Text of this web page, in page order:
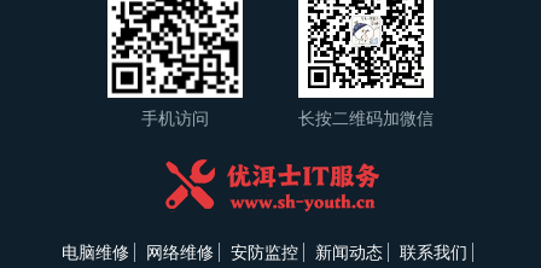
手机访问 长按二维码加微信
电脑维修 网络维修 安防监控 新闻动态 联系我们